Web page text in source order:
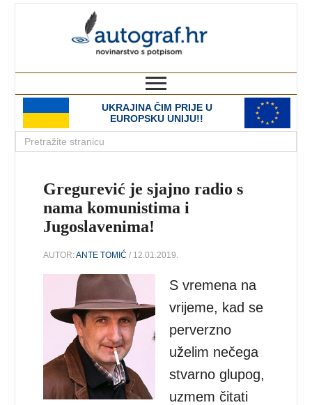
UKRAJINA ČIM PRIJE U
EUROPSKU UNIJU!!
Gregurević je sjajno radio s
nama komunistima i
Jugoslavenima!
AUTOR:ANTE TOMIĆ / 12.01.2019.
S vremena na
vrijeme, kad se
perverzno
uželim nečega
stvarno glupog,
uzmem čitati